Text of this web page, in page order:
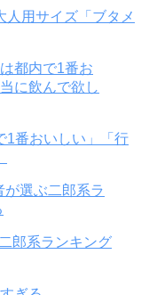
人用サイズ「ブタメ
1番おいしい」「行
郎系ランキング